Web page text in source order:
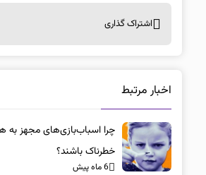
اشتراک گذاری
اخبار مرتبط
چرا اسباب‌بازی‌های مجهز به
خطرناک باشند؟
6 ماه پیش